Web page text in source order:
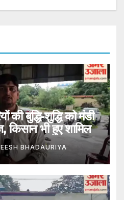
बुद्धि-शुद्धि को मंडी
किसान भी हुए शामिल
BHADAURIYA